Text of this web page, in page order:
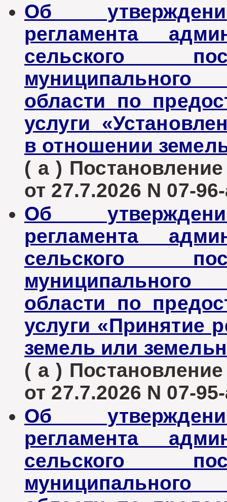
Об
регламента
сельского
муниципального
области по
услуги
в отношении
( а )
от 27.7.2026 N 07-
Об
регламента
сельского
муниципального
области по
услуги «Принятие
земель или
( а )
от 27.7.2026 N 07-
Об
регламента
сельского
муниципального